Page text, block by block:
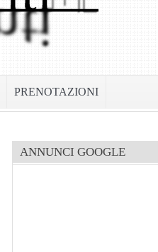
PRENOTAZIONI
ANNUNCI GOOGLE